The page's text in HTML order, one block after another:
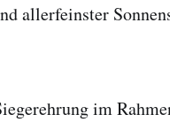
allerfeinster
im